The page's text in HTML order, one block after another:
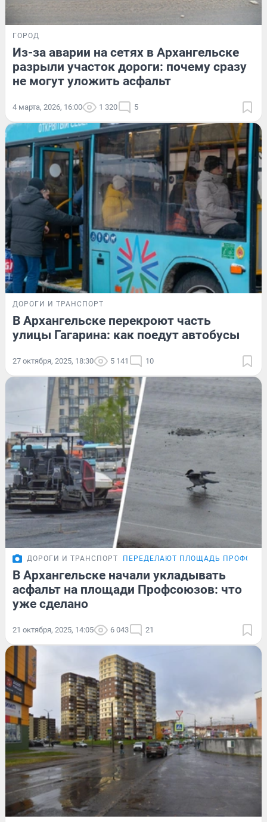
ГОРОД
Из-за аварии на сетях в Архангельске
разрыли участок дороги: почему сразу
не могут уложить асфальт
4 марта, 2026, 16:00 1 320 5
ДОРОГИ И ТРАНСПОРТ
В Архангельске перекроют часть
улицы Гагарина: как поедут автобусы
27 октября, 2025, 18:30 5 141 10
ДОРОГИ И ТРАНСПОРТ ПЕРЕДЕЛАЮТ ПЛОЩАДЬ
В Архангельске начали укладывать
асфальт на площади Профсоюзов: что
уже сделано
21 октября, 2025, 14:05 6 043 21